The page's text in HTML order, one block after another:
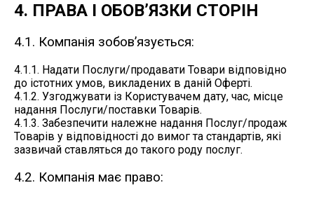
4. ПРАВА І ОБОВ’ЯЗКИ СТОРІН
4.1. Компанія зобов’язується:
4.1.1. Надати Послуги/продавати Товари відповідно
до істотних умов, викладених в даній Оферті.
4.1.2. Узгоджувати із Користувачем дату, час, місце
надання Послуги/поставки Товарів.
4.1.3. Забезпечити належне надання Послуг/продаж
Товарів у відповідності до вимог та стандартів, які
зазвичай ставляться до такого роду послуг.
4.2. Компанія має право: